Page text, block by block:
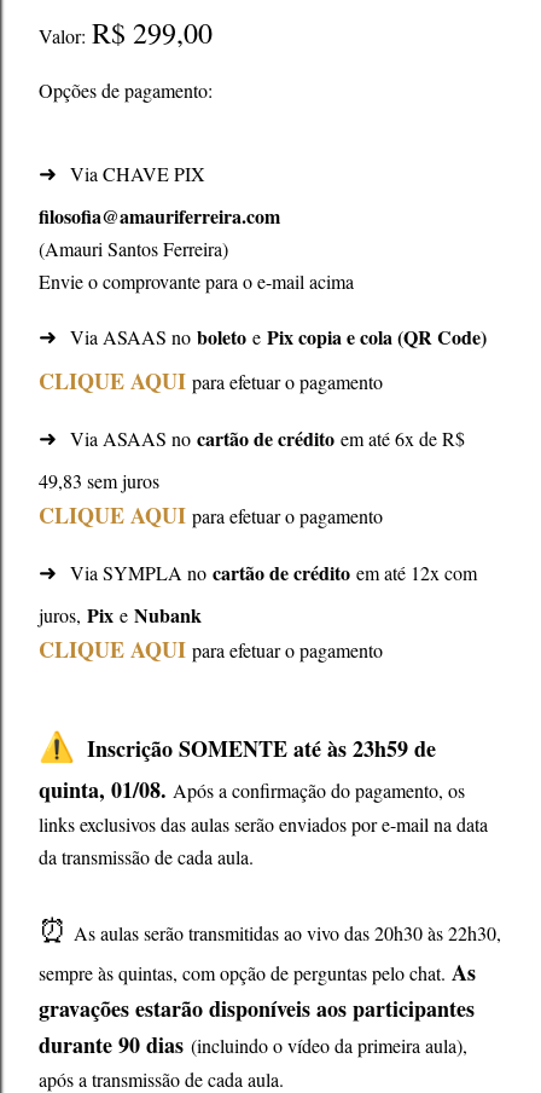
Valor: R$ 299,00
Opções de pagamento:
➜ Via CHAVE PIX
filosofia@amauriferreira.com
(Amauri Santos Ferreira)
Envie o comprovante para o e-mail acima
➜ Via ASAAS no boleto e Pix copia e cola (QR Code)
CLIQUE AQUI para efetuar o pagamento
➜ Via ASAAS no cartão de crédito em até 6x de R$
49,83 sem juros
CLIQUE AQUI para efetuar o pagamento
➜ Via SYMPLA no cartão de crédito em até 12x com
juros, Pix e Nubank
CLIQUE AQUI para efetuar o pagamento
⚠️ Inscrição SOMENTE até às 23h59 de
quinta, 01/08. Após a confirmação do pagamento, os
links exclusivos das aulas serão enviados por e-mail na data
da transmissão de cada aula.
⏰ As aulas serão transmitidas ao vivo das 20h30 às 22h30,
sempre às quintas, com opção de perguntas pelo chat. As
gravações estarão disponíveis aos participantes
durante 90 dias (incluindo o vídeo da primeira aula),
após a transmissão de cada aula.